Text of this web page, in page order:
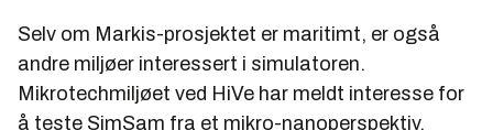
Selv om Markis-prosjektet er maritimt, er også
andre miljøer interessert i simulatoren.
Mikrotechmiljøet ved HiVe har meldt interesse for
å teste SimSam fra et mikro-nanoperspektiv.